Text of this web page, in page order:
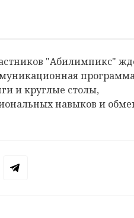
"Абилимпикс"
и круглые столы,
навыков и